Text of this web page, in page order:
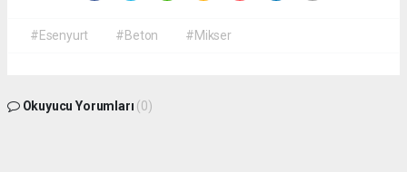
#Esenyurt #Beton #Mikser
Okuyucu Yorumları (0)